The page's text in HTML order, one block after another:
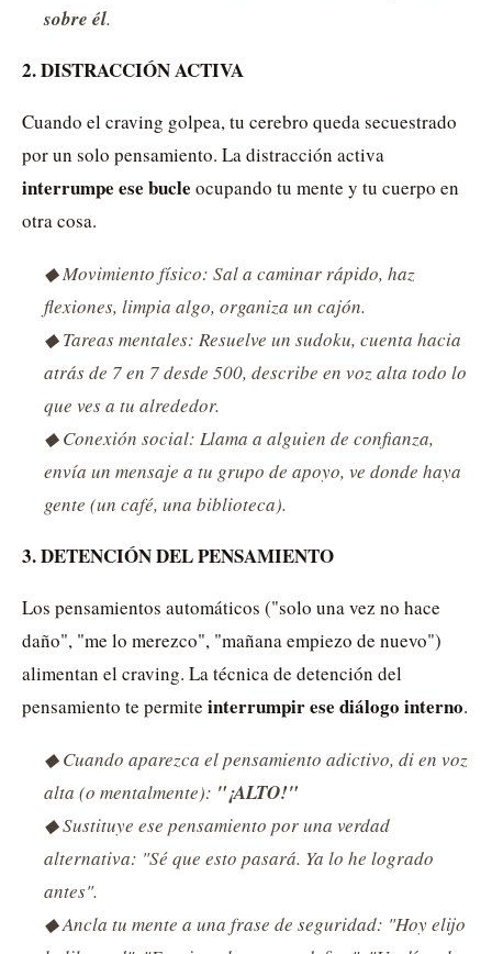
sobre él.
2. DISTRACCIÓN ACTIVA
Cuando el craving golpea, tu cerebro queda secuestrado
por un solo pensamiento. La distracción activa
interrumpe ese bucle ocupando tu mente y tu cuerpo en
otra cosa.
◆ Movimiento físico: Sal a caminar rápido, haz
flexiones, limpia algo, organiza un cajón.
◆ Tareas mentales: Resuelve un sudoku, cuenta hacia
atrás de 7 en 7 desde 500, describe en voz alta todo lo
que ves a tu alrededor.
◆ Conexión social: Llama a alguien de confianza,
envía un mensaje a tu grupo de apoyo, ve donde haya
gente (un café, una biblioteca).
3. DETENCIÓN DEL PENSAMIENTO
Los pensamientos automáticos ("solo una vez no hace
daño", "me lo merezco", "mañana empiezo de nuevo")
alimentan el craving. La técnica de detención del
pensamiento te permite interrumpir ese diálogo interno.
◆ Cuando aparezca el pensamiento adictivo, di en voz
alta (o mentalmente): "¡ALTO!"
◆ Sustituye ese pensamiento por una verdad
alternativa: "Sé que esto pasará. Ya lo he logrado
antes".
◆ Ancla tu mente a una frase de seguridad: "Hoy elijo